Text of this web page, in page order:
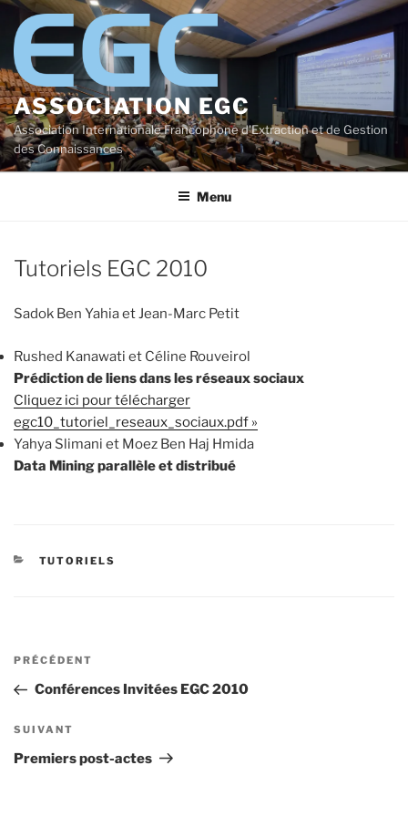
Aller
contenu
principal
ASSOCIATION EGC
Association Internationale Francophone d'Extraction et de Gestion
des Connaissances
Menu
Tutoriels EGC 2010
Sadok Ben Yahia et Jean-Marc Petit
Rushed Kanawati et Céline Rouveirol
Prédiction de liens dans les réseaux sociaux
Cliquez ici pour télécharger
egc10_tutoriel_reseaux_sociaux.pdf »
Yahya Slimani et Moez Ben Haj Hmida
Data Mining parallèle et distribué
CATÉGORIES
TUTORIELS
Navigation
l’article
Article
précédent
PRÉCÉDENT
Conférences Invitées EGC 2010
Article
suivant
SUIVANT
Premiers post-actes